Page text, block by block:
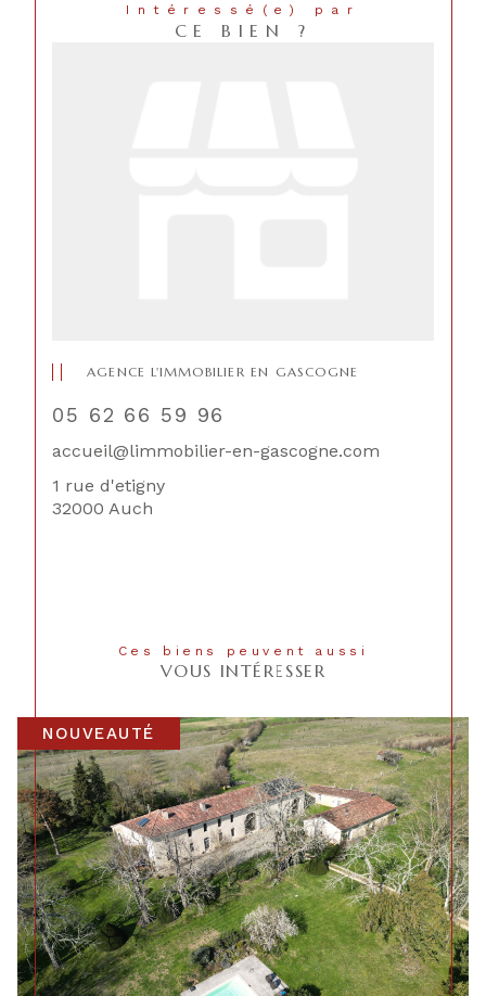
Intéressé(e) par
CE BIEN ?
AGENCE L'IMMOBILIER EN GASCOGNE
05 62 66 59 96
accueil@limmobilier-en-gascogne.com
1 rue d'etigny
32000 Auch
Ces biens peuvent aussi
VOUS INTÉRESSER
NOUVEAUTÉ